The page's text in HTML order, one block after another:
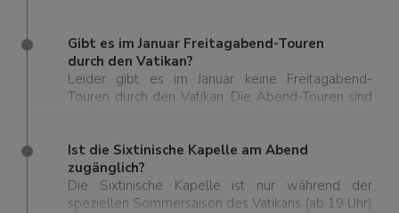
Öffnungszeiten und es gibt nur eine kurze Saison,
in der Sie die Sehenswürdigkeiten im Vatikan bei
Nacht besuchen können. Der Eintritt ist ebenso wie
die Tickets äußerst begrenzt. Daher empfehlen
Gibt es im Januar Freitagabend-Touren
durch den Vatikan?
Leider gibt es im Januar keine Freitagabend-
Touren durch den Vatikan. Die Abend-Touren sind
Ist die Sixtinische Kapelle am Abend
zugänglich?
Die Sixtinische Kapelle ist nur während der
speziellen Sommersaison des Vatikans (ab 19 Uhr)